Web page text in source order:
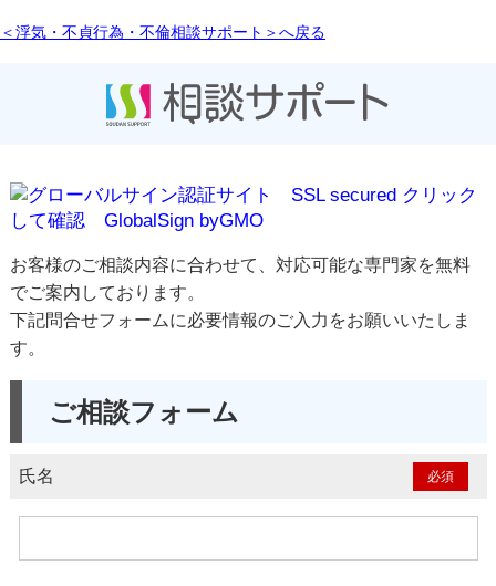
＜浮気・不貞行為・不倫相談サポート＞へ戻る
お客様のご相談内容に合わせて、対応可能な専門家を無料
でご案内しております。
下記問合せフォームに必要情報のご入力をお願いいたしま
す。
ご相談フォーム
氏名